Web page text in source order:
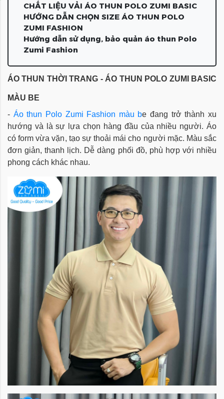
CHẤT LIỆU VẢI ÁO THUN POLO ZUMI BASIC
HƯỚNG DẪN CHỌN SIZE ÁO THUN POLO
ZUMI FASHION
Hướng dẫn sử dụng, bảo quản áo thun Polo
Zumi Fashion
ÁO THUN THỜI TRANG -
MÀU BE
- Áo thun Polo Zumi Fashion màu be đang trở thành xu
hướng và là sự lựa chọn hàng đầu của nhiều người. Áo
có form vừa vặn, tạo sự thoải mái cho người mặc. Màu sắc
đơn giản, thanh lịch. Dễ dàng phối đồ, phù hợp với nhiều
phong cách khác nhau.